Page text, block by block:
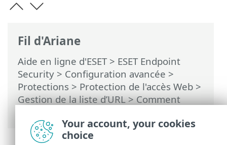
Fil d'Ariane
Aide en ligne d'ESET> ESET Endpoint
Security > Configuration avancée >
Protections > Protection de l'accès Web >
Gestion de la liste d’URL> Comment
Your account, your cookies
choice